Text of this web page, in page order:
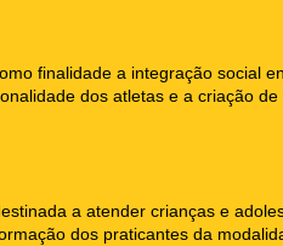
finalidade a integração social
dos atletas e a criação
a atender crianças e
dos praticantes da